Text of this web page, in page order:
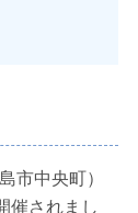
市中央町）
催されまし